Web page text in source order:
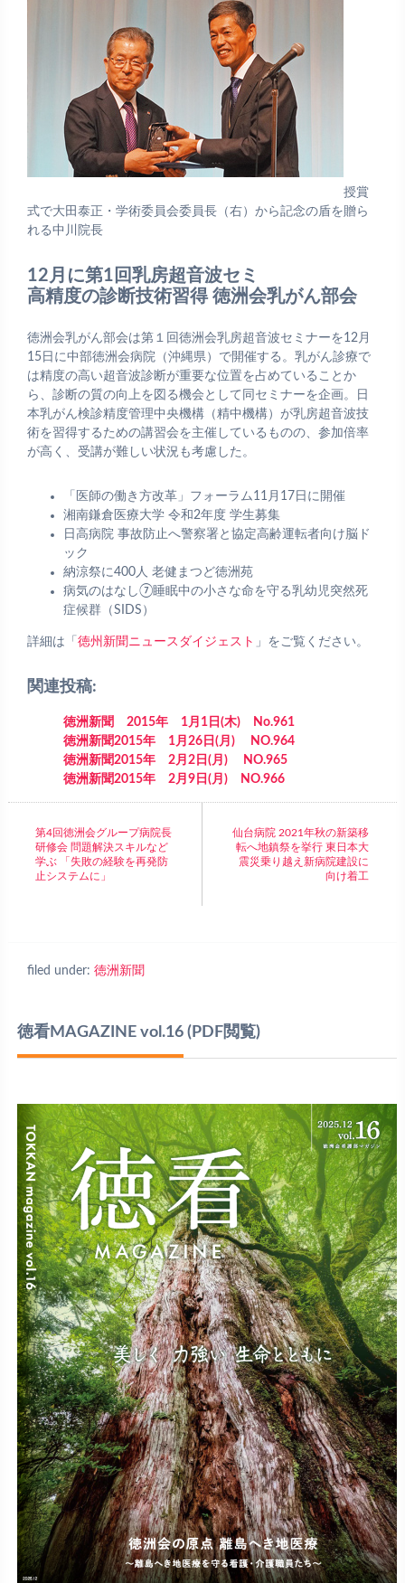
授賞
式で大田泰正・学術委員会委員長（右）から記念の盾を贈ら
れる中川院長
12月に第1回乳房超音波セミ
高精度の診断技術習得 徳洲会乳がん部会
徳洲会乳がん部会は第１回徳洲会乳房超音波セミナーを12月
15日に中部徳洲会病院（沖縄県）で開催する。乳がん診療で
は精度の高い超音波診断が重要な位置を占めていることか
ら、診断の質の向上を図る機会として同セミナーを企画。日
本乳がん検診精度管理中央機構（精中機構）が乳房超音波技
術を習得するための講習会を主催しているものの、参加倍率
が高く、受講が難しい状況も考慮した。
「医師の働き方改革」フォーラム11月17日に開催
湘南鎌倉医療大学 令和2年度 学生募集
日高病院 事故防止へ警察署と協定高齢運転者向け脳ド
ック
納涼祭に400人 老健まつど徳洲苑
病気のはなし⑦睡眠中の小さな命を守る乳幼児突然死
症候群（SIDS）
詳細は「 徳州新聞ニュースダイジェスト 」をご覧ください。
関連投稿:
徳洲新聞 2015年 1月1日(木) No.961
徳洲新聞2015年 1月26日(月) NO.964
徳洲新聞2015年 2月2日(月) NO.965
徳洲新聞2015年 2月9日(月) NO.966
第4回徳洲会グループ病院長
研修会 問題解決スキルなど
学ぶ 「失敗の経験を再発防
止システムに」
仙台病院 2021年秋の新築移
転へ地鎮祭を挙行 東日本大
震災乗り越え新病院建設に
向け着工
filed under: 徳洲新聞
徳看MAGAZINE vol.16(PDF閲覧)